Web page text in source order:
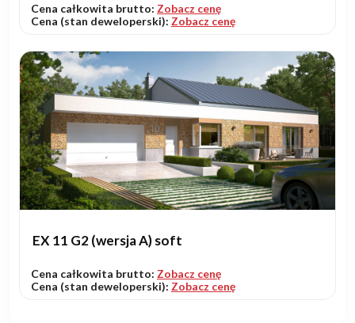
Cena całkowita brutto: Zobacz cenę
Cena (stan deweloperski): Zobacz cenę
EX 11 G2 (wersja A) soft
Cena całkowita brutto: Zobacz cenę
Cena (stan deweloperski): Zobacz cenę